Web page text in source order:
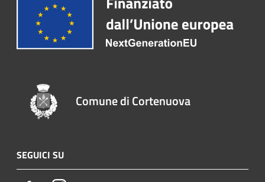
Comune di Cortenuova
SEGUICI SU